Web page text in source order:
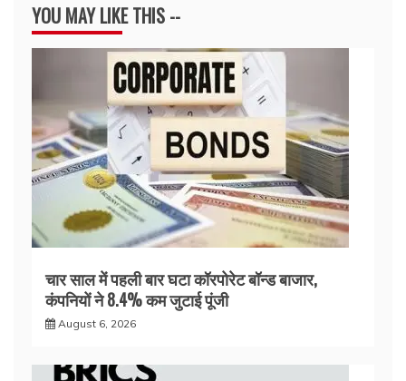
YOU MAY LIKE THIS --
चार साल में पहली बार घटा कॉरपोरेट बॉन्ड बाजार,
कंपनियों ने 8.4% कम जुटाई पूंजी
August 6, 2026